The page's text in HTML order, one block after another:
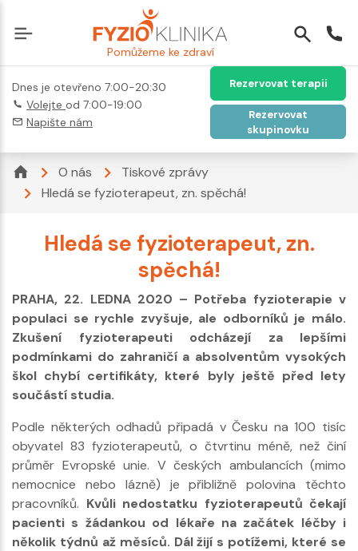
Pomůžeme ke zdraví
Dnes je otevřeno 7:00-20:30
Volejte od 7:00-19:00
Napište nám
Rezervovat terapii
Rezervovat
skupinovku
O nás
Tiskové zprávy
Hledá se fyzioterapeut, zn. spěchá!
Hledá se fyzioterapeut, zn.
spěchá!
PRAHA, 22. LEDNA 2020 – Potřeba fyzioterapie v
populaci se rychle zvyšuje, ale odborníků je málo.
Zkušení fyzioterapeuti odcházejí za lepšími
podmínkami do zahraničí a absolventům vysokých
škol chybí certifikáty, které byly ještě před lety
součástí studia.
Podle některých odhadů připadá v Česku na 100 tisíc
obyvatel 83 fyzioterapeutů, o čtvrtinu méně, než činí
průměr Evropské unie. V českých ambulancích (mimo
nemocnice nebo lázně) je přibližně polovina těchto
pracovníků. Kvůli nedostatku fyzioterapeutů čekají
pacienti s žádankou od lékaře na začátek léčby i
několik týdnů až měsíců. Dál žijí s potížemi, které se